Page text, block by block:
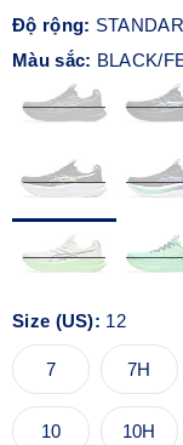
Độ rộng:
Màu sắc: BLACK/
Size (US): 12
7 7H
10 10H